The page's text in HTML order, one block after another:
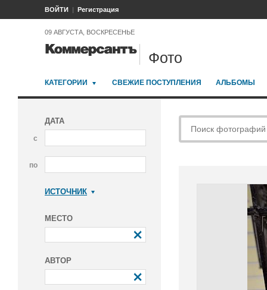
ВОЙТИ Регистрация
09 АВГУСТА, ВОСКРЕСЕНЬЕ
Фото
КАТЕГОРИИ СВЕЖИЕ ПОСТУПЛЕНИЯ АЛЬБОМЫ
ДАТА
с
по
ИСТОЧНИК
МЕСТО
АВТОР